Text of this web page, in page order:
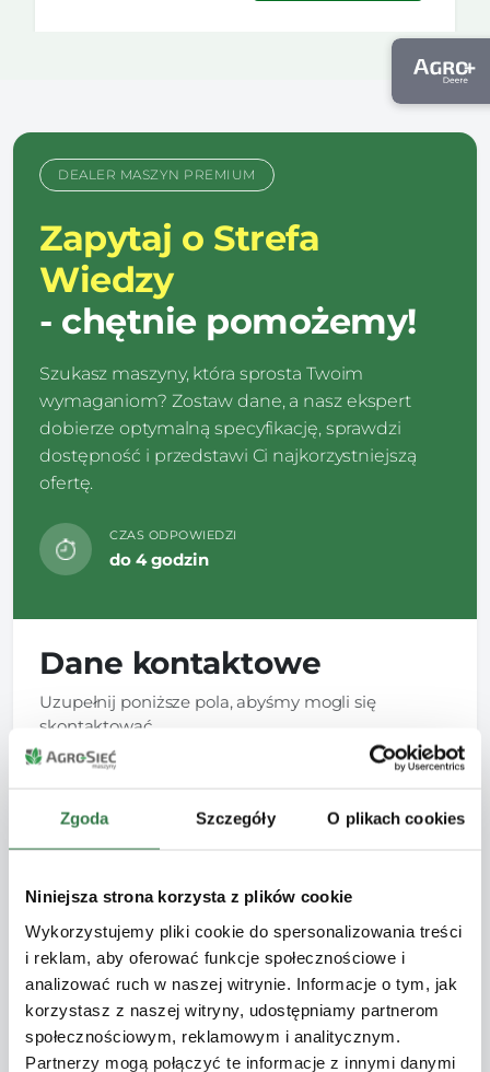
Zgoda Szczegóły O plikach cookies
Niniejsza strona korzysta z plików cookie
Wykorzystujemy pliki cookie do spersonalizowania treści
i reklam, aby oferować funkcje społecznościowe i
analizować ruch w naszej witrynie. Informacje o tym, jak
korzystasz z naszej witryny, udostępniamy partnerom
społecznościowym, reklamowym i analitycznym.
Partnerzy mogą połączyć te informacje z innymi danymi
DEALER MASZYN PREMIUM
Zapytaj o Strefa
Wiedzy
- chętnie pomożemy!
Szukasz maszyny, która sprosta Twoim
wymaganiom? Zostaw dane, a nasz ekspert
dobierze optymalną specyfikację, sprawdzi
dostępność i przedstawi Ci najkorzystniejszą
ofertę.
CZAS ODPOWIEDZI
do 4 godzin
Dane kontaktowe
Uzupełnij poniższe pola, abyśmy mogli się
skontaktować.
Adres e-mail